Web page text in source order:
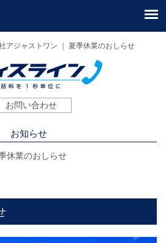
アジャストワン ｜ 夏季休業のおしらせ
お問い合わせ
お知らせ
休業のおしらせ